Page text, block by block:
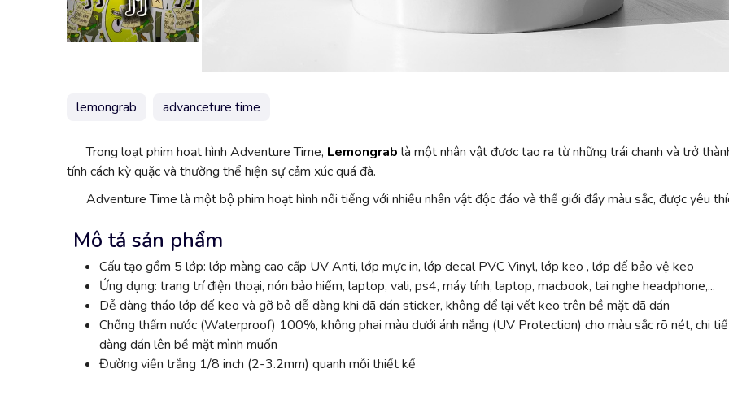
lemongrab advanceture time
Trong loạt phim hoạt hình Adventure Time, Lemongrab là một nhân vật được tạo ra từ những trái chanh và trở
tính cách kỳ quặc và thường thể hiện sự cảm xúc quá đà.
Adventure Time là một bộ phim hoạt hình nổi tiếng với nhiều nhân vật độc đáo và thế giới đầy màu sắc, được yêu
Mô tả sản phẩm
Cấu tạo gồm 5 lớp: lớp màng cao cấp UV Anti, lớp mực in, lớp decal PVC Vinyl, lớp keo , lớp đế bảo vệ keo
Ứng dụng: trang trí điện thoại, nón bảo hiểm, laptop, vali, ps4, máy tính, laptop, macbook, tai nghe headphone,...
Dễ dàng tháo lớp đế keo và gỡ bỏ dễ dàng khi đã dán sticker, không để lại vết keo trên bề mặt đã dán
Chống thấm nước (Waterproof) 100%, không phai màu dưới ánh nắng (UV Protection) cho màu sắc rõ nét, chi
dàng dán lên bề mặt mình muốn
Đường viền trắng 1/8 inch (2-3.2mm) quanh mỗi thiết kế